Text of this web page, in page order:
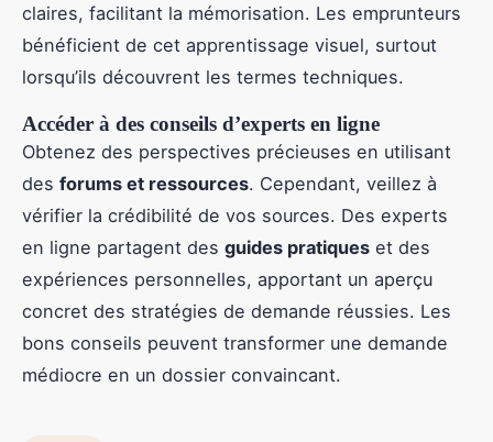
claires, facilitant la mémorisation. Les emprunteurs
bénéficient de cet apprentissage visuel, surtout
lorsqu’ils découvrent les termes techniques.
Accéder à des conseils d’experts en ligne
Obtenez des perspectives précieuses en utilisant
des forums et ressources. Cependant, veillez à
vérifier la crédibilité de vos sources. Des experts
en ligne partagent des guides pratiques et des
expériences personnelles, apportant un aperçu
concret des stratégies de demande réussies. Les
bons conseils peuvent transformer une demande
médiocre en un dossier convaincant.